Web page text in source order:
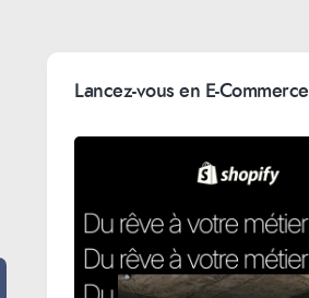
Lancez-vous en E-Commerce